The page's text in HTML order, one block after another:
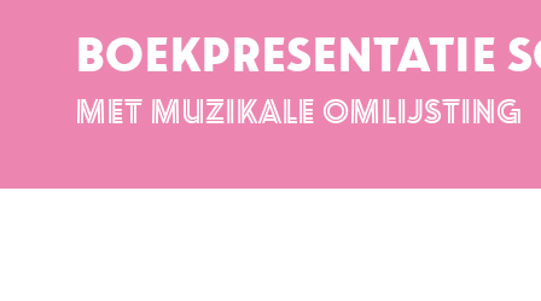
BOEKPRESENTATIE
MET MUZIKALE OMLIJSTING